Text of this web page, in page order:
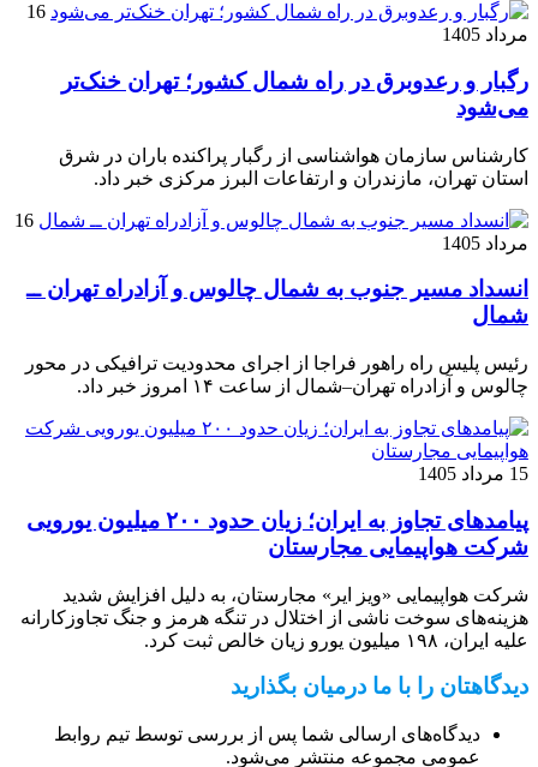
16
مرداد 1405
رگبار و رعدوبرق در راه شمال کشور؛ تهران خنک‌تر
می‌شود
کارشناس سازمان هواشناسی از رگبار پراکنده باران در شرق
استان تهران، مازندران و ارتفاعات البرز مرکزی خبر داد.
16
مرداد 1405
انسداد مسیر جنوب به شمال چالوس و آزادراه تهران ــ
شمال
رئیس پلیس راه راهور فراجا از اجرای محدودیت ترافیکی در محور
چالوس و آزادراه تهران–شمال از ساعت ۱۴ امروز خبر داد.
15 مرداد 1405
پیامدهای تجاوز به ایران؛ زیان حدود ۲۰۰ میلیون یورویی
شرکت هواپیمایی مجارستان
شرکت هواپیمایی «ویز ایر» مجارستان، به دلیل افزایش شدید
هزینه‌های سوخت ناشی از اختلال در تنگه هرمز و جنگ تجاوزکارانه
علیه ایران، ۱۹۸ میلیون یورو زیان خالص ثبت کرد.
دیدگاهتان را با ما درمیان بگذارید
دیدگاه‌های ارسالی شما پس از بررسی توسط تیم روابط
عمومی مجموعه منتشر می‌شود.